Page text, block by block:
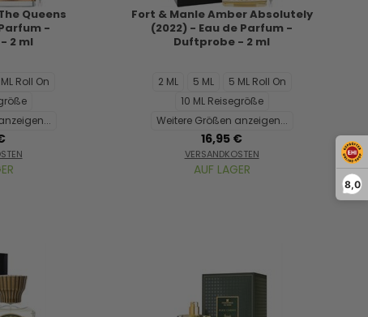
8,0
Queens
-
2 ml
Roll On
Fort & Manle Amber Absolutely
(2022) - Eau de Parfum -
Duftprobe - 2 ml
2 ML 5 ML
5 ML Roll On
10 ML Reisegröße
Weitere Größen anzeigen...
16,95 €
VERSANDKOSTEN
AUF LAGER